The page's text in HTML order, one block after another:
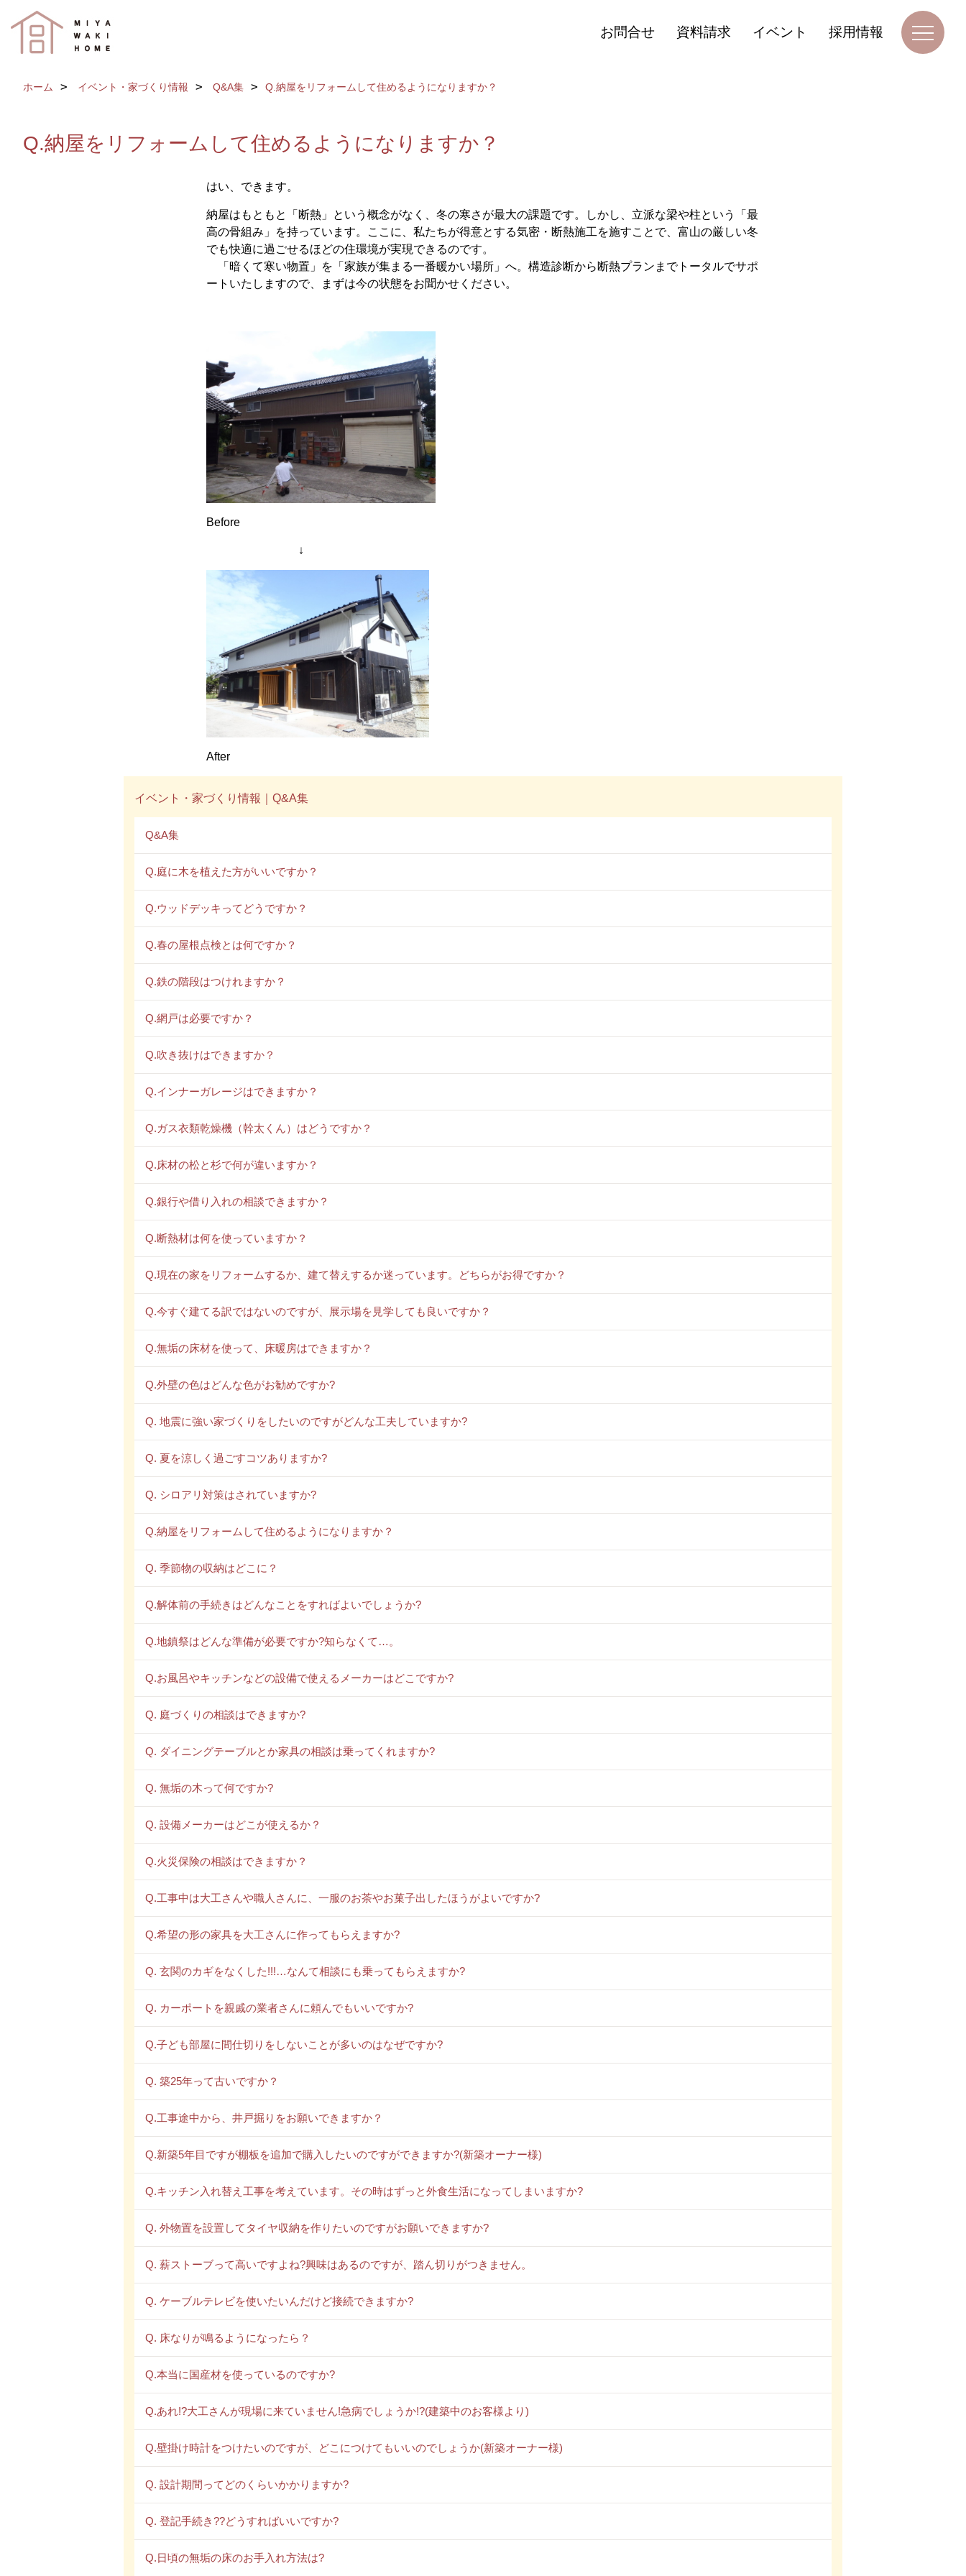
お問合せ 資料請求 イベント 採用情報
ホーム イベント・家づくり情報 Q&A集 Q.納屋をリフォームして住めるようになりますか？
Q.納屋をリフォームして住めるようになりますか？
はい、できます。
納屋はもともと「断熱」という概念がなく、冬の寒さが最大の課題です。しかし、立派な梁や柱という「最
高の骨組み」を持っています。ここに、私たちが得意とする気密・断熱施工を施すことで、富山の厳しい冬
でも快適に過ごせるほどの住環境が実現できるのです。
「暗くて寒い物置」を「家族が集まる一番暖かい場所」へ。構造診断から断熱プランまでトータルでサポ
ートいたしますので、まずは今の状態をお聞かせください。
Before
↓
After
イベント・家づくり情報｜Q&A集
Q&A集
Q.庭に木を植えた方がいいですか？
Q.ウッドデッキってどうですか？
Q.春の屋根点検とは何ですか？
Q.鉄の階段はつけれますか？
Q.網戸は必要ですか？
Q.吹き抜けはできますか？
Q.インナーガレージはできますか？
Q.ガス衣類乾燥機（幹太くん）はどうですか？
Q.床材の松と杉で何が違いますか？
Q.銀行や借り入れの相談できますか？
Q.断熱材は何を使っていますか？
Q.現在の家をリフォームするか、建て替えするか迷っています。どちらがお得ですか？
Q.今すぐ建てる訳ではないのですが、展示場を見学しても良いですか？
Q.無垢の床材を使って、床暖房はできますか？
Q.外壁の色はどんな色がお勧めですか?
Q. 地震に強い家づくりをしたいのですがどんな工夫していますか?
Q. 夏を涼しく過ごすコツありますか?
Q. シロアリ対策はされていますか?
Q.納屋をリフォームして住めるようになりますか？
Q. 季節物の収納はどこに？
Q.解体前の手続きはどんなことをすればよいでしょうか?
Q.地鎮祭はどんな準備が必要ですか?知らなくて…。
Q.お風呂やキッチンなどの設備で使えるメーカーはどこですか?
Q. 庭づくりの相談はできますか?
Q. ダイニングテーブルとか家具の相談は乗ってくれますか?
Q. 無垢の木って何ですか?
Q. 設備メーカーはどこが使えるか？
Q.火災保険の相談はできますか？
Q.工事中は大工さんや職人さんに、一服のお茶やお菓子出したほうがよいですか?
Q.希望の形の家具を大工さんに作ってもらえますか?
Q. 玄関のカギをなくした!!!…なんて相談にも乗ってもらえますか?
Q. カーポートを親戚の業者さんに頼んでもいいですか?
Q.子ども部屋に間仕切りをしないことが多いのはなぜですか?
Q. 築25年って古いですか？
Q.工事途中から、井戸掘りをお願いできますか？
Q.新築5年目ですが棚板を追加で購入したいのですができますか?(新築オーナー様)
Q.キッチン入れ替え工事を考えています。その時はずっと外食生活になってしまいますか?
Q. 外物置を設置してタイヤ収納を作りたいのですがお願いできますか?
Q. 薪ストーブって高いですよね?興味はあるのですが、踏ん切りがつきません。
Q. ケーブルテレビを使いたいんだけど接続できますか?
Q. 床なりが鳴るようになったら？
Q.本当に国産材を使っているのですか?
Q.あれ!?大工さんが現場に来ていません!急病でしょうか!?(建築中のお客様より)
Q.壁掛け時計をつけたいのですが、どこにつけてもいいのでしょうか(新築オーナー様)
Q. 設計期間ってどのくらいかかりますか?
Q. 登記手続き??どうすればいいですか?
Q.日頃の無垢の床のお手入れ方法は?